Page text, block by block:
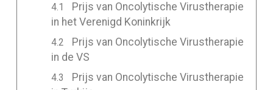
Prijs van Oncolytische Virustherapie
in het Verenigd Koninkrijk
Prijs van Oncolytische Virustherapie
in de VS
Prijs van Oncolytische Virustherapie